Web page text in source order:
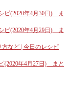
ピ(2020年4月30日) ま
ピ(2020年4月29日) ま
など | 今日のレシピ
(2020年4月27日) まと